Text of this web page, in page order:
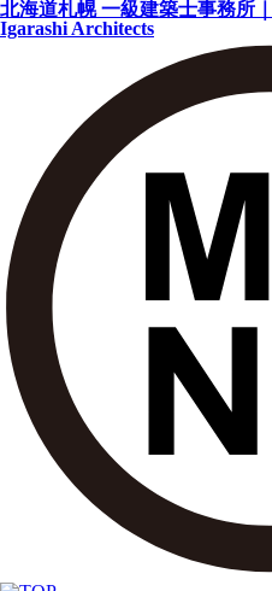
北海道札幌 一級建築士事務所
Igarashi Architects